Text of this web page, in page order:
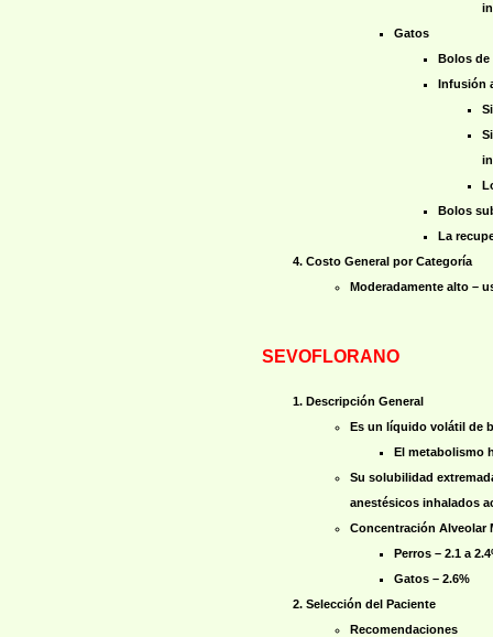
Gatos
Bolos de
Infusión
Bolos
La
Costo General por Categoría
Moderadamente alto –
SEVOFLORANO
Descripción General
Es un líquido volátil de
El metabolismo
Su solubilidad
anestésicos inhalados
Concentración Alveolar
Perros – 2.1 a
Gatos – 2.6%
Selección del Paciente
Recomendaciones